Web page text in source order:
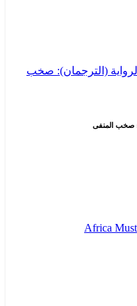
صخب المنفى